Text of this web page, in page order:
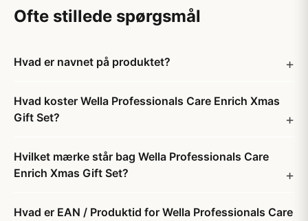
Ofte stillede spørgsmål
Hvad er navnet på produktet?
Hvad koster Wella Professionals Care Enrich Xmas
Gift Set?
Hvilket mærke står bag Wella Professionals Care
Enrich Xmas Gift Set?
Hvad er EAN / Produktid for Wella Professionals Care